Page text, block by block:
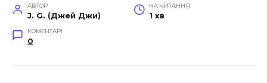
АВТОР
J. G. (Джей Джи)
НА ЧИТАННЯ
1 хв
КОМЕНТАРІ
0